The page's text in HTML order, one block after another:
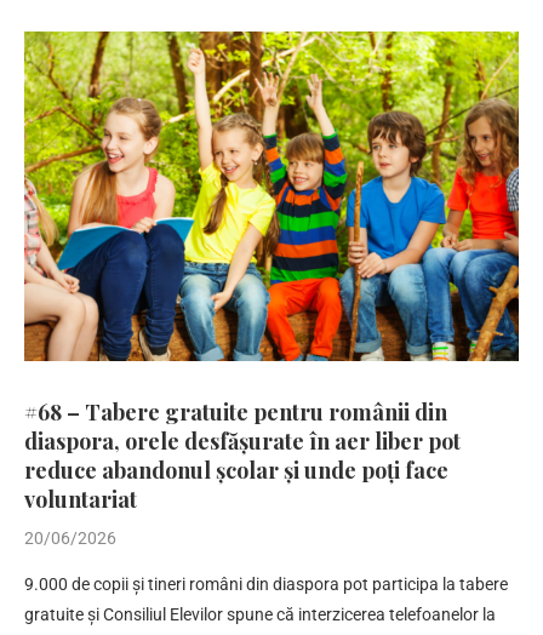
#68 – Tabere gratuite pentru românii din
diaspora, orele desfășurate în aer liber pot
reduce abandonul școlar și unde poți face
voluntariat
20/06/2026
9.000 de copii și tineri români din diaspora pot participa la tabere
gratuite și Consiliul Elevilor spune că interzicerea telefoanelor la